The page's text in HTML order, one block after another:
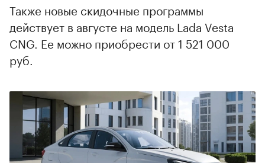
Также новые скидочные программы
действует в августе на модель Lada Vesta
CNG. Ее можно приобрести от 1 521 000
руб.